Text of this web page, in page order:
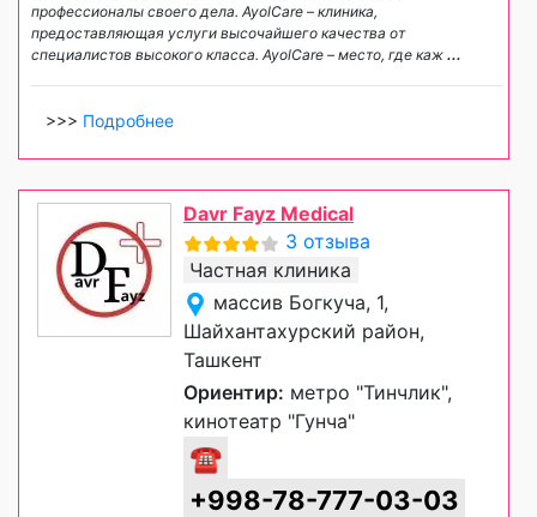
профессионалы своего дела. AyolCare – клиника,
предоставляющая услуги высочайшего качества от
специалистов высокого класса. AyolCare – место, где каж ...
>>> Подробнее
Davr Fayz Medical
3 отзыва
Частная клиника
массив Богкуча, 1,
Шайхантахурский район,
Ташкент
Ориентир: метро "Тинчлик",
кинотеатр "Гунча"
☎
+998-78-777-03-03